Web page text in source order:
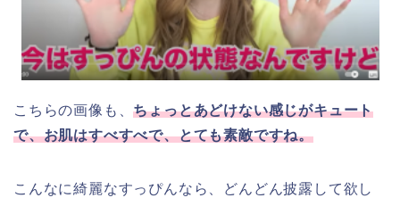
こちらの画像も、ちょっとあどけない感じがキュート
で、お肌はすべすべで、とても素敵ですね。
こんなに綺麗なすっぴんなら、どんどん披露して欲し